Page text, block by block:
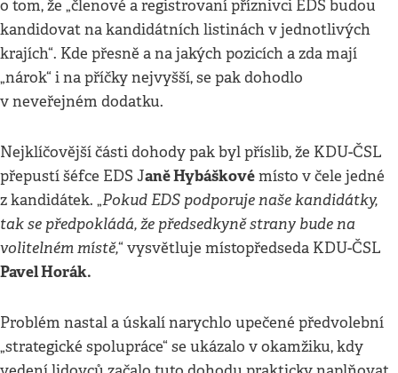
o tom, že „členové a registrovaní příznivci EDS budou
kandidovat na kandidátních listinách v jednotlivých
krajích“. Kde přesně a na jakých pozicích a zda mají
„nárok“ i na příčky nejvyšší, se pak dohodlo
v neveřejném dodatku.
Nejklíčovější části dohody pak byl příslib, že KDU-ČSL
přepustí šéfce EDS Janě Hybáškovémísto v čele jedné
z kandidátek. „Pokud EDS podporuje naše kandidátky,
tak se předpokládá, že předsedkyně strany bude na
volitelném místě,“ vysvětluje místopředseda KDU-ČSL
Pavel Horák.
Problém nastal a úskalí narychlo upečené předvolební
„strategické spolupráce“ se ukázalo v okamžiku, kdy